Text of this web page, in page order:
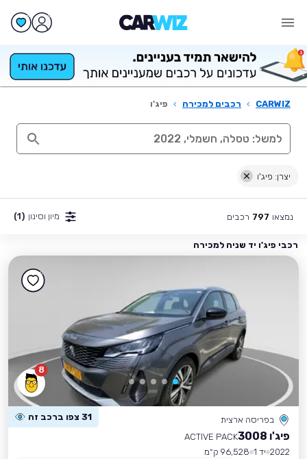
CARWIZ
› רכבים למכירה › פיג'ו
יצרן: פיג'ו
נמצאו 797 רכבים מיון וסינון (1)
רכבי פיג'ו יד שניה למכירה
8
בפריסה ארצית 31 צפו ברכב זה
פיג'ו 3008
ACTIVE PACK
2022 יד 1
96,528 ק״מ